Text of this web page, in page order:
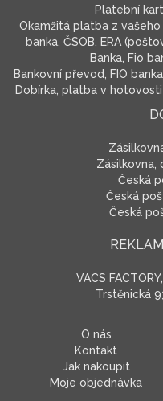
Platební
Okamžitá platba z
banka, ČSOB, ERA
Banka, Fio
Bankovní převod, FIO
Dobírka, platba v
Zásilkovna,
Česká
Česká
Česká
VACS
Trstěnická
O nás
Kontakt
Jak nakoupit
Moje objednávka